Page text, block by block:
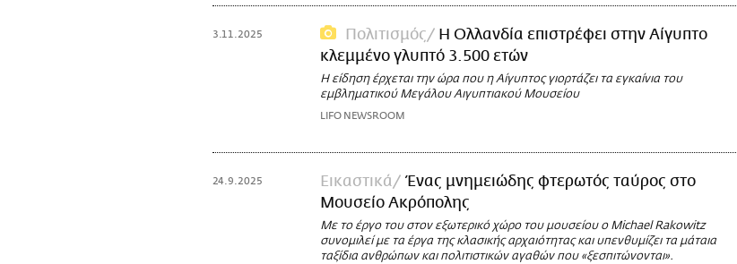
3.11.2025 Πολιτισμός
Η Ολλανδία επιστρέφει στην Αίγυπτο
κλεμμένο γλυπτό 3.500 ετών
Η είδηση έρχεται την ώρα που η Αίγυπτος γιορτάζει τα εγκαίνια του
εμβληματικού Μεγάλου Αιγυπτιακού Μουσείου
LIFO NEWSROOM
24.9.2025 Εικαστικά
Ένας μνημειώδης φτερωτός ταύρος στο
Μουσείο Ακρόπολης
Με το έργο του στον εξωτερικό χώρο του μουσείου ο Michael Rakowitz
συνομιλεί με τα έργα της κλασικής αρχαιότητας και υπενθυμίζει τα μάταια
ταξίδια ανθρώπων και πολιτιστικών αγαθών που «ξεσπιτώνονται».